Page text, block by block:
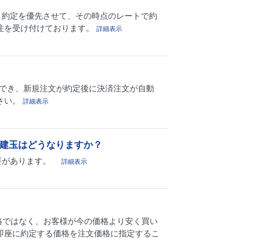
定を優先させて、その時点のレートで約
受け付けております。
詳細表示
き、新規注文が約定後に決済注文が自動
い。
詳細表示
玉はどうなりますか？
があります。 詳細表示
はなく、お客様が今の価格より安く買い
に約定する価格を注文価格に指定するこ